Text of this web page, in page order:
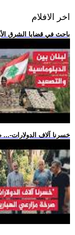
اخر الافلام
.. باحث في قضايا الشرق
.. -خسرنا آلاف الدولارات-